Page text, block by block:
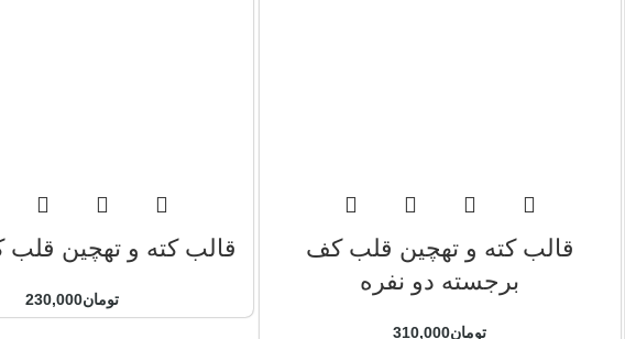
قالب کته و تهچین قلب کف
برجسته دو نفره
تومان310,000
قالب کته و تهچین
تومان230,000